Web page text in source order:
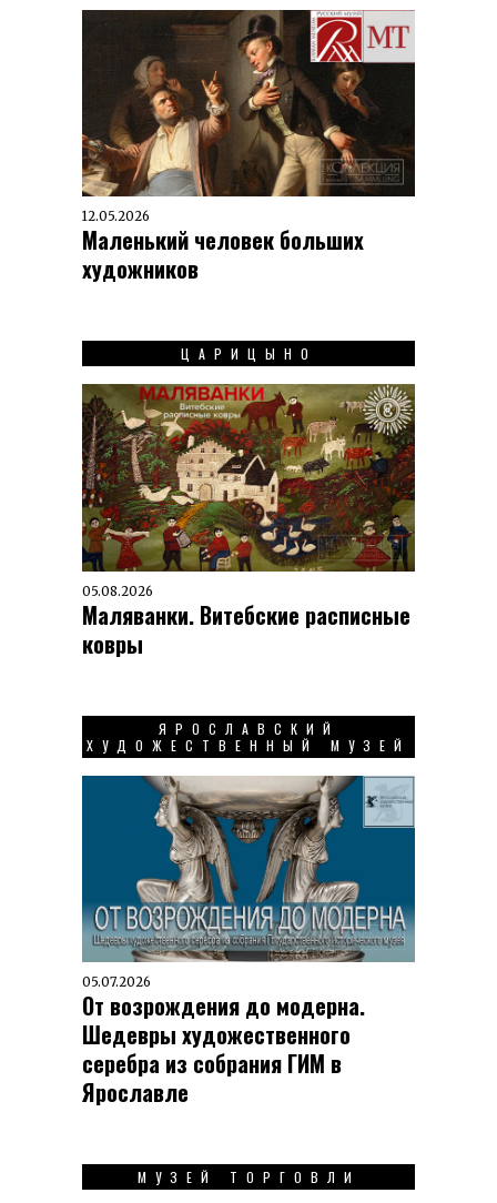
12.05.2026
Маленький человек больших
художников
ЦАРИЦЫНО
05.08.2026
Маляванки. Витебские расписные
ковры
ЯРОСЛАВСКИЙ
ХУДОЖЕСТВЕННЫЙ МУЗЕЙ
05.07.2026
От возрождения до модерна.
Шедевры художественного
серебра из собрания ГИМ в
Ярославле
МУЗЕЙ ТОРГОВЛИ